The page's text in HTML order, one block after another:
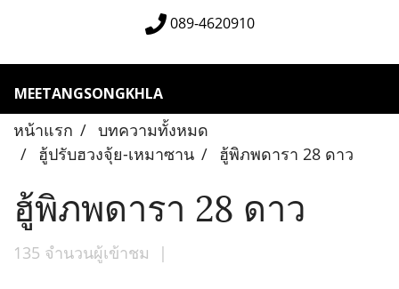
089-4620910
MEETANGSONGKHLA
หน้าแรก
บทความทั้งหมด
ฮู้ปรับฮวงจุ้ย-เหมาซาน
ฮู้พิภพดารา 28 ดาว
ฮู้พิภพดารา 28 ดาว
135 จำนวนผู้เข้าชม |